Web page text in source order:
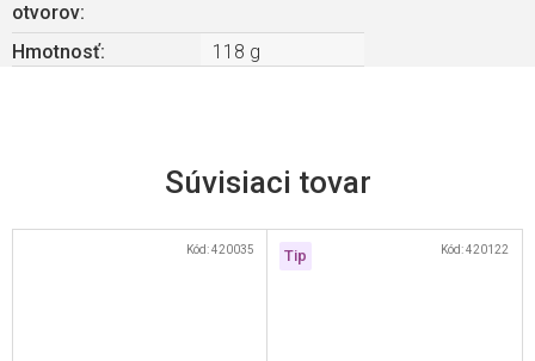
Súvisiaci tovar
Kód:420035 Tip Kód:420122
otvorov:
Hmotnosť: 118 g